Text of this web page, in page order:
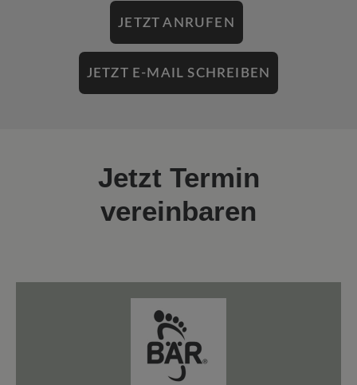
JETZT ANRUFEN
JETZT E-MAIL SCHREIBEN
Jetzt Termin
vereinbaren